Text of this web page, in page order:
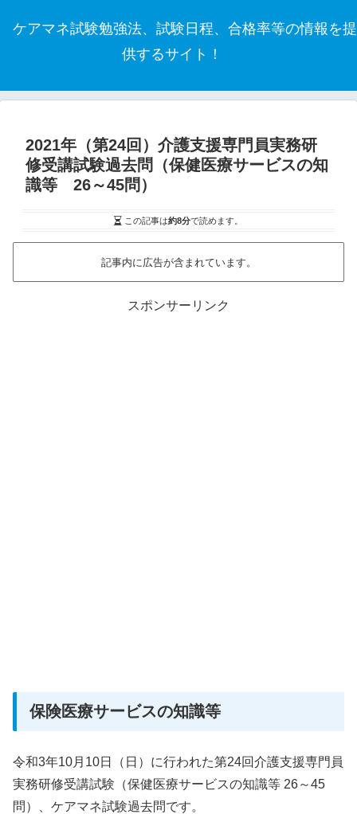
ケアマネ試験勉強法、試験日程、合格率等の情報を提
供するサイト！
2021年（第24回）介護支援専門員実務研
修受講試験過去問（保健医療サービスの知
識等 26～45問）
この記事は約8分で読めます。
記事内に広告が含まれています。
スポンサーリンク
保険医療サービスの知識等
令和3年10月10日（日）に行われた第24回介護支援専門員
実務研修受講試験（保健医療サービスの知識等 26～45
問）、ケアマネ試験過去問です。